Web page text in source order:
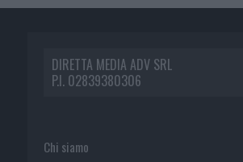
DIRETTA MEDIA ADV SRL
P.I. 02839380306
Chi siamo